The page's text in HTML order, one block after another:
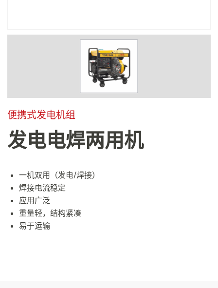
便携式发电机组
发电电焊两用机
一机双用（发电/焊接）
焊接电流稳定
应用广泛
重量轻，结构紧凑
易于运输